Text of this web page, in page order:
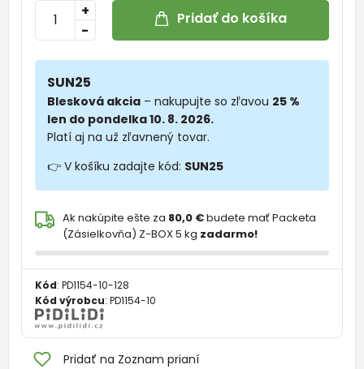
-
+ Pridať do košíka
SUN25
Blesková akcia – nakupujte so zľavou 25 %
len do pondelka 10. 8. 2026.
Platí aj na už zľavnený tovar.
👉 V košíku zadajte kód: SUN25
Ak nakúpite ešte za 80,0 €budete mať Packeta
(Zásielkovňa) Z-BOX 5 kg zadarmo!
Kód: PD1154-10-128
Kód výrobcu: PD1154-10
Pridať na Zoznam prianí